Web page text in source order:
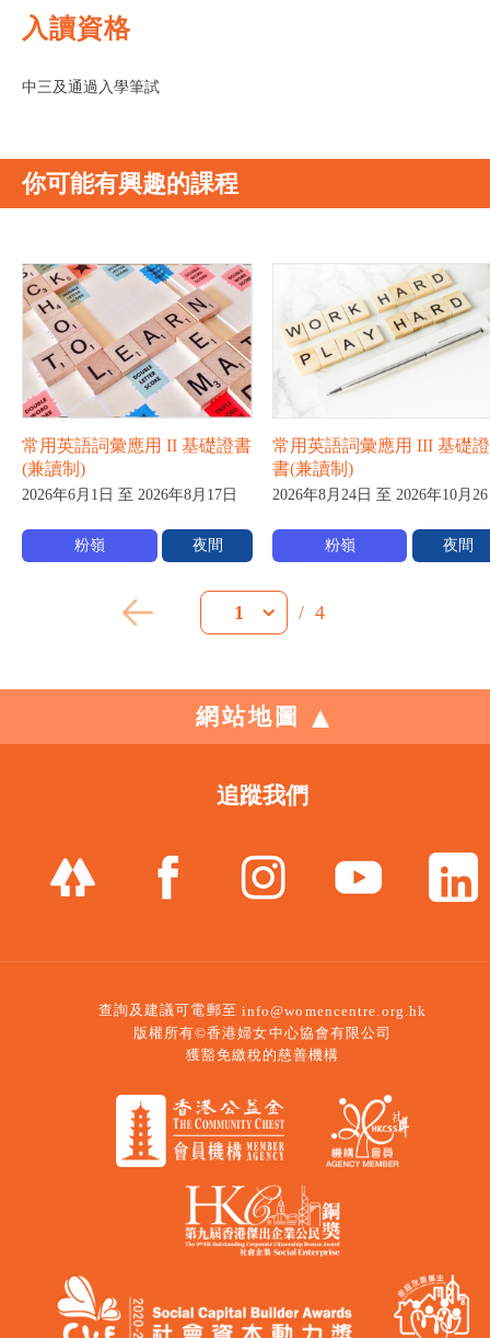
入讀資格
中三及通過入學筆試
你可能有興趣的課程
常用英語詞彙應用 II 基礎證書
(兼讀制)
2026年6月1日 至 2026年8月17日
粉嶺 夜間
常用英語詞彙應用 III 基礎證
書(兼讀制)
2026年8月24日 至 2026年10月
粉嶺 夜間
1 / 4
網站地圖
追蹤我們
查詢及建議可電郵至 info@womencentre.org.hk
版權所有©香港婦女中心協會有限公司
獲豁免繳稅的慈善機構